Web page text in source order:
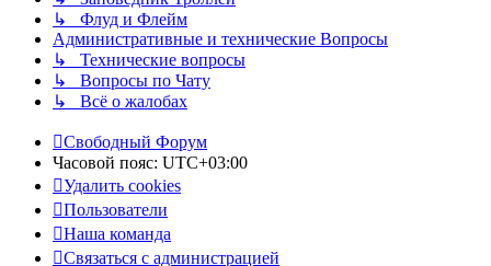
↳ Флуд и Флейм
Административные и технические Вопросы
↳ Технические вопросы
↳ Вопросы по Чату
↳ Всё о жалобах
Свободный Форум
Часовой пояс: UTC+03:00
Удалить cookies
Пользователи
Наша команда
Связаться с администрацией